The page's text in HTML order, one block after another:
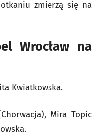
zmierzą się na
Wrocław na
Kwiatkowska.
Mira Topic